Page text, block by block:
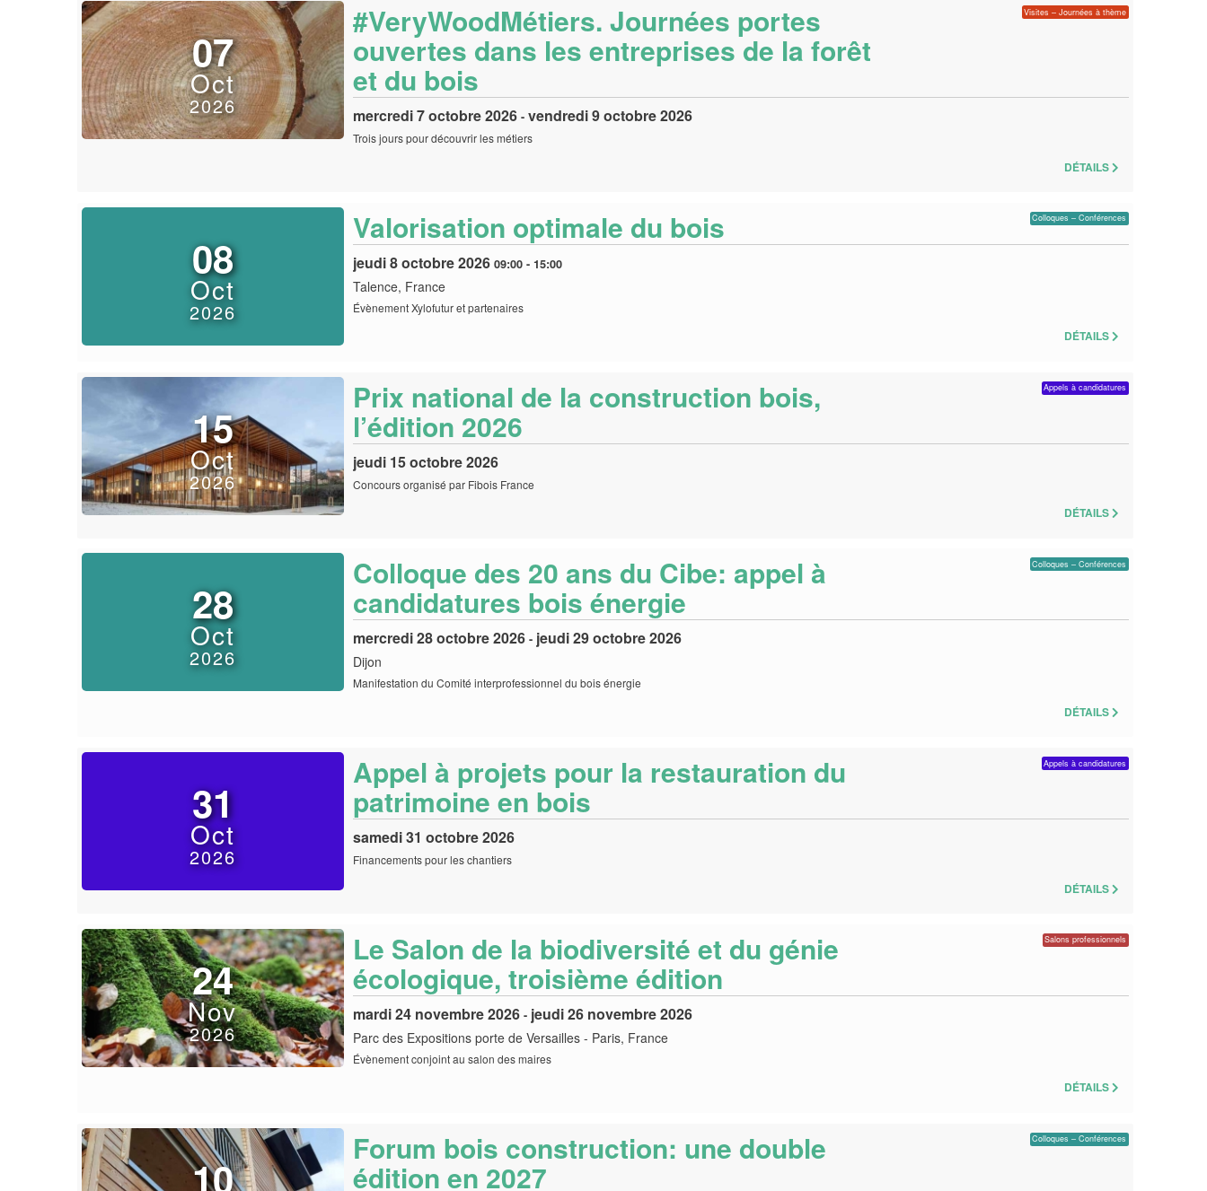
07
Oct
2026
#VeryWoodMétiers. Journées portes
ouvertes dans les entreprises de la forêt
et du bois
Visites – Journées à thème
mercredi 7 octobre 2026- vendredi 9 octobre 2026
Trois jours pour découvrir les métiers
DÉTAILS
08
Oct
2026
Valorisation optimale du bois Colloques – Conférences
jeudi 8 octobre 2026 09:00- 15:00
Talence, France
Évènement Xylofutur et partenaires
DÉTAILS
15
Oct
2026
Prix national de la construction bois,
l’édition 2026
Appels à candidatures
jeudi 15 octobre 2026
Concours organisé par Fibois France
DÉTAILS
28
Oct
2026
Colloque des 20 ans du Cibe: appel à
candidatures bois énergie
Colloques – Conférences
mercredi 28 octobre 2026- jeudi 29 octobre 2026
Dijon
Manifestation du Comité interprofessionnel du bois énergie
DÉTAILS
31
Oct
2026
Appel à projets pour la restauration du
patrimoine en bois
Appels à candidatures
samedi 31 octobre 2026
Financements pour les chantiers
DÉTAILS
24
Nov
2026
Le Salon de la biodiversité et du génie
écologique, troisième édition
Salons professionnels
mardi 24 novembre 2026- jeudi 26 novembre 2026
Parc des Expositions porte de Versailles - Paris, France
Évènement conjoint au salon des maires
DÉTAILS
10
Forum bois construction: une double
édition en 2027
Colloques – Conférences